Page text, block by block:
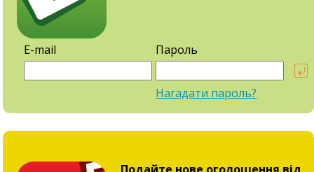
E-mail Пароль
Нагадати пароль?
Подайте нове оголошення від